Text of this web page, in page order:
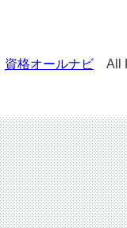
資格オールナビ All